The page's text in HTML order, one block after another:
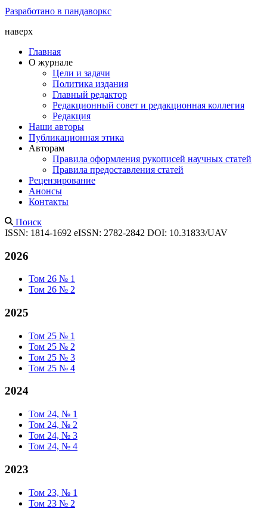
Разработано в пандаворкс
наверх
Главная
О журнале
Цели и задачи
Политика издания
Главный редактор
Редакционный совет и редакционная коллегия
Редакция
Наши авторы
Публикационная этика
Авторам
Правила оформления рукописей научных статей
Правила предоставления статей
Рецензирование
Анонсы
Контакты
Поиск
ISSN: 1814-1692 eISSN: 2782-2842 DOI: 10.31833/UAV
2026
Том 26 № 1
Том 26 № 2
2025
Том 25 № 1
Том 25 № 2
Том 25 № 3
Том 25 № 4
2024
Том 24, № 1
Том 24, № 2
Том 24, № 3
Том 24, № 4
2023
Том 23, № 1
Том 23 № 2